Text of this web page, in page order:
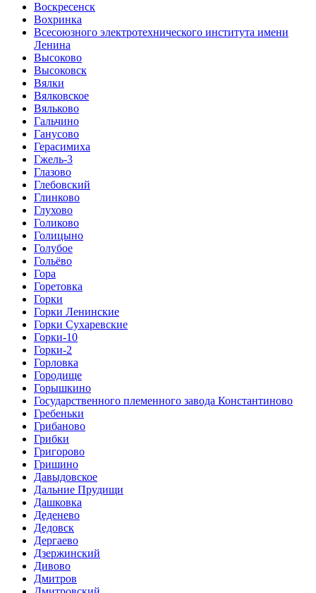
Воскресенск
Вохринка
Всесоюзного электротехнического института имени
Ленина
Высоково
Высоковск
Вялки
Вялковское
Вяльково
Гальчино
Ганусово
Герасимиха
Гжель-3
Глазово
Глебовский
Глинково
Глухово
Голиково
Голицыно
Голубое
Гольёво
Гора
Горетовка
Горки
Горки Ленинские
Горки Сухаревские
Горки-10
Горки-2
Горловка
Городище
Горышкино
Государственного племенного завода Константиново
Гребеньки
Грибаново
Грибки
Григорово
Гришино
Давыдовское
Дальние Прудищи
Дашковка
Деденево
Дедовск
Дергаево
Дзержинский
Дивово
Дмитров